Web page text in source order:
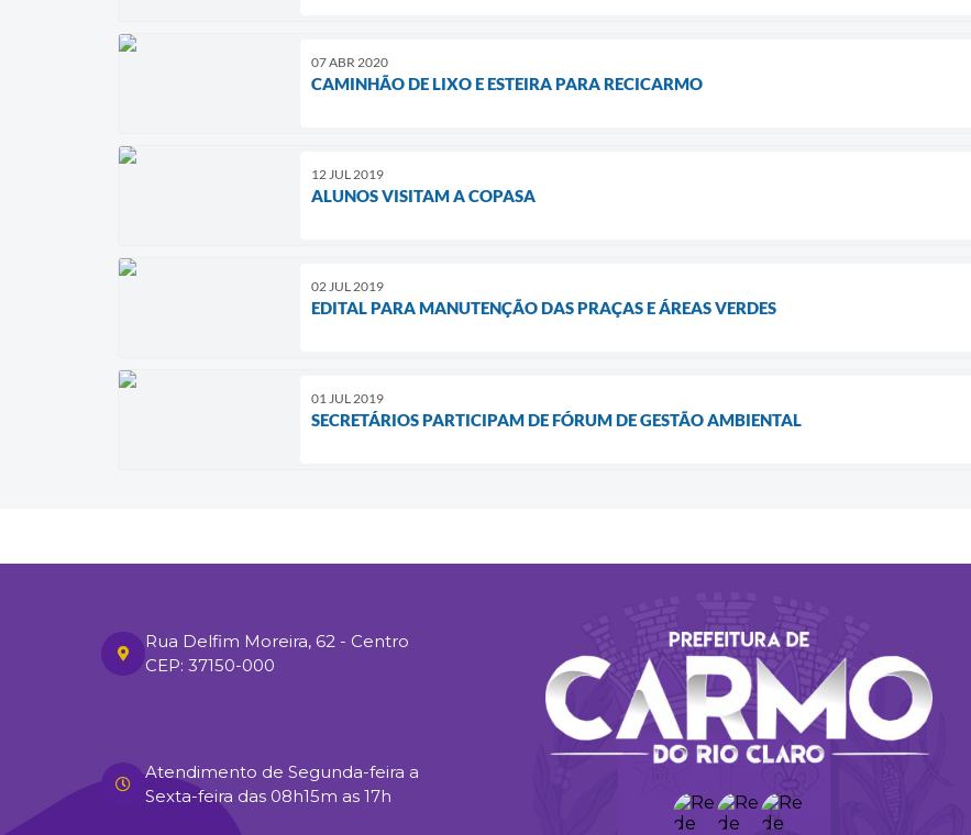
07 ABR 2020
CAMINHÃO DE LIXO E ESTEIRA PARA RECICARMO
12 JUL 2019
ALUNOS VISITAM A COPASA
02 JUL 2019
EDITAL PARA MANUTENÇÃO DAS PRAÇAS E ÁREAS VERDES
01 JUL 2019
SECRETÁRIOS PARTICIPAM DE FÓRUM DE GESTÃO AMBIENTAL
Rua Delfim Moreira, 62 - Centro
CEP: 37150-000
Atendimento de Segunda-feira a
Sexta-feira das 08h15m as 17h